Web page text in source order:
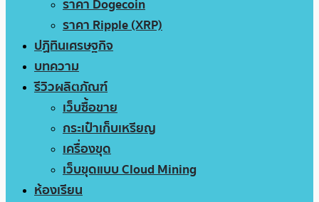
ราคา Dogecoin
ราคา Ripple (XRP)
ปฏิทินเศรษฐกิจ
บทความ
รีวิวผลิตภัณฑ์
เว็บซื้อขาย
กระเป๋าเก็บเหรียญ
เครื่องขุด
เว็บขุดแบบ Cloud Mining
ห้องเรียน